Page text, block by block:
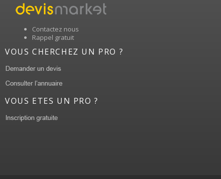
Contactez nous
Rappel gratuit
VOUS CHERCHEZ UN PRO ?
VOUS ETES UN PRO ?